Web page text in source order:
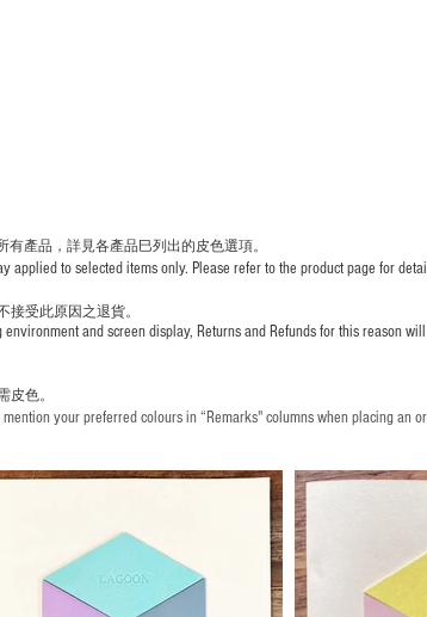
產品，詳見各產品巳列出的皮色選項。
to selected items only. Please refer to the product page for
接受此原因之退貨。
and screen display, Returns and Refunds for this reason
皮色。
your preferred colours in “Remarks" columns when placing an